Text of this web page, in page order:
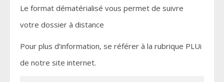
Le format dématérialisé vous permet de suivre
votre dossier à distance
Pour plus d’information, se référer à la rubrique PLUi
de notre site internet.